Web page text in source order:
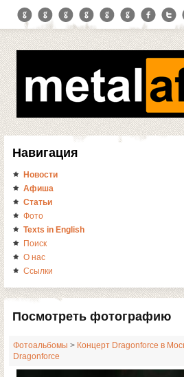
Навигация
Новости
Афиша
Статьи
Фото
Texts in English
Поиск
О нас
Ссылки
Посмотреть фотографию
Фотоальбомы > Концерт Dragonforce в
Dragonforce